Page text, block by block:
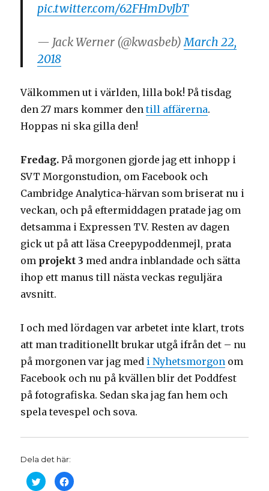
pic.twitter.com/62FHmDvJbT
— Jack Werner (@kwasbeb) March 22,
2018
Välkommen ut i världen, lilla bok! På tisdag
den 27 mars kommer dentill affärerna.
Hoppas ni ska gilla den!
Fredag.På morgonen gjorde jag ett inhopp i
SVT Morgonstudion, om Facebook och
Cambridge Analytica-härvan som briserat nu i
veckan, och på eftermiddagen pratade jag om
detsamma i Expressen TV. Resten av dagen
gick ut på att läsa Creepypoddenmejl, prata
om projekt 3 med andra inblandade och sätta
ihop ett manus till nästa veckas reguljära
avsnitt.
I och med lördagen var arbetet inte klart, trots
att man traditionellt brukar utgå ifrån det – nu
på morgonen var jag med i Nyhetsmorgon om
Facebook och nu på kvällen blir det Poddfest
på fotografiska. Sedan ska jag fan hem och
spela tevespel och sova.
Dela det här:
K
l
K
l